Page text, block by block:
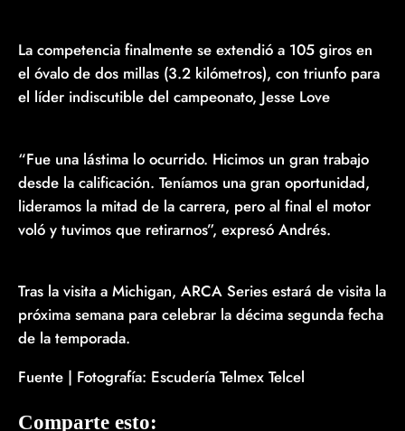
La competencia finalmente se extendió a 105 giros en
el óvalo de dos millas (3.2 kilómetros), con triunfo para
el líder indiscutible del campeonato, Jesse Love
“Fue una lástima lo ocurrido. Hicimos un gran trabajo
desde la calificación. Teníamos una gran oportunidad,
lideramos la mitad de la carrera, pero al final el motor
voló y tuvimos que retirarnos”, expresó Andrés.
Tras la visita a Michigan, ARCA Series estará de visita la
próxima semana para celebrar la décima segunda fecha
de la temporada.
Fuente | Fotografía: Escudería Telmex Telcel
Comparte esto: